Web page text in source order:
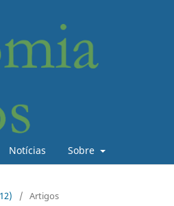
Notícias Sobre
/ Artigos